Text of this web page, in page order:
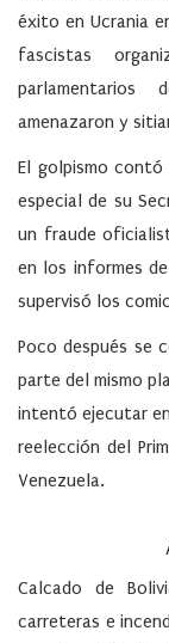
éxito en Ucrania
fascistas
parlamentarios
amenazaron y
El golpismo
especial de su
un fraude
en los informes
supervisó los
Poco después se
parte del mismo
intentó ejecutar
reelección del
Venezuela.
Calcado de
carreteras e